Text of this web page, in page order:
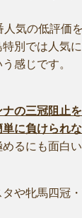
気の低評価
別では人気に
感じです。
の三冠阻止
に負けられな
るにも面白
や牝馬四冠